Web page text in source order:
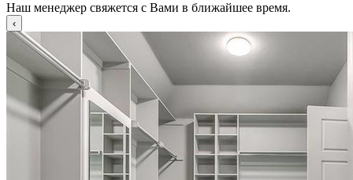
Наш менеджер свяжется с Вами в ближайшее время.